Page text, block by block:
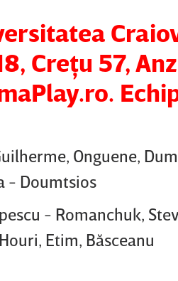
Creţu 57,
Onguene,
- Doumtsios
- Romanchuk,
Etim, Băsceanu